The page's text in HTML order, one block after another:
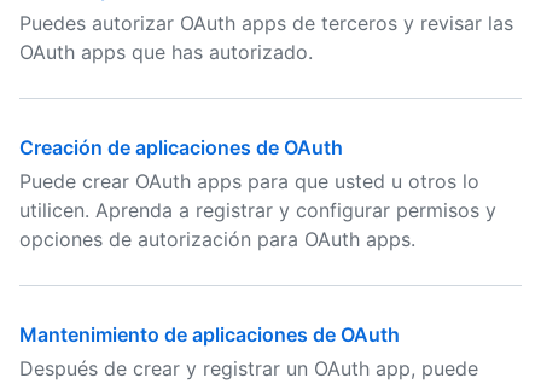
Puedes autorizar OAuth apps de terceros y revisar las
OAuth apps que has autorizado.
Creación de aplicaciones de OAuth
Puede crear OAuth apps para que usted u otros lo
utilicen. Aprenda a registrar y configurar permisos y
opciones de autorización para OAuth apps.
Mantenimiento de aplicaciones de OAuth
Después de crear y registrar un OAuth app, puede